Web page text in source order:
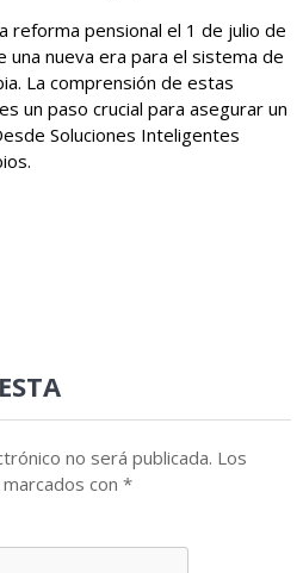
reforma pensional el 1 de julio de
una nueva era para el sistema de
La comprensión de estas
un paso crucial para asegurar un
Soluciones Inteligentes
no será publicada. Los
con *